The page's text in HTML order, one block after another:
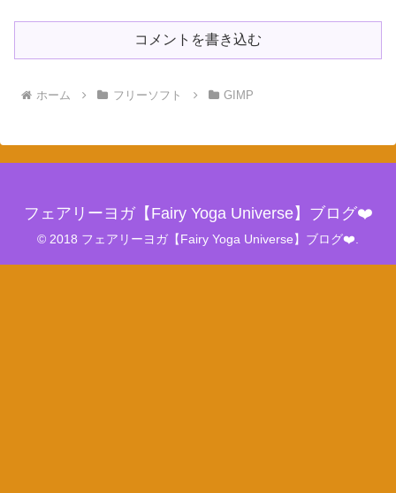
コメントを書き込む
ホーム フリーソフト GIMP
フェアリーヨガ【Fairy Yoga Universe】ブログ❤️
© 2018 フェアリーヨガ【Fairy Yoga Universe】ブログ❤️.